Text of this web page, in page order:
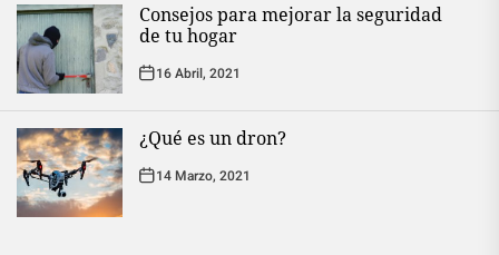
Consejos para mejorar la seguridad
de tu hogar
16 Abril, 2021
¿Qué es un dron?
14 Marzo, 2021